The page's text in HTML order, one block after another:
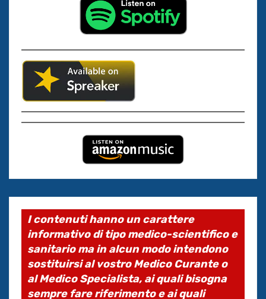
I contenuti hanno un carattere
informativo di tipo medico-scientifico e
sanitario ma in alcun modo intendono
sostituirsi al vostro Medico Curante o
al Medico Specialista, ai quali bisogna
sempre fare riferimento e ai quali